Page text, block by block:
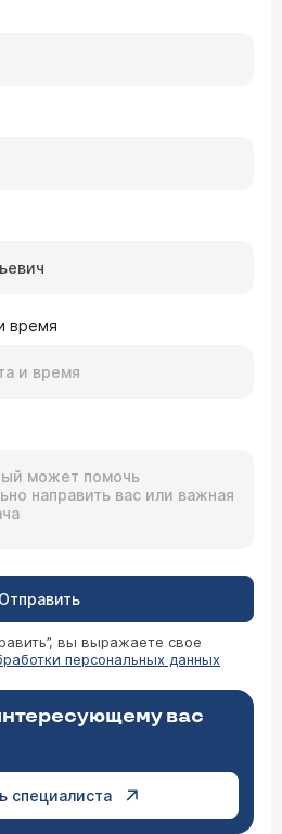
время
Отправить
вы выражаете свое
персональных данных
вас
специалиста